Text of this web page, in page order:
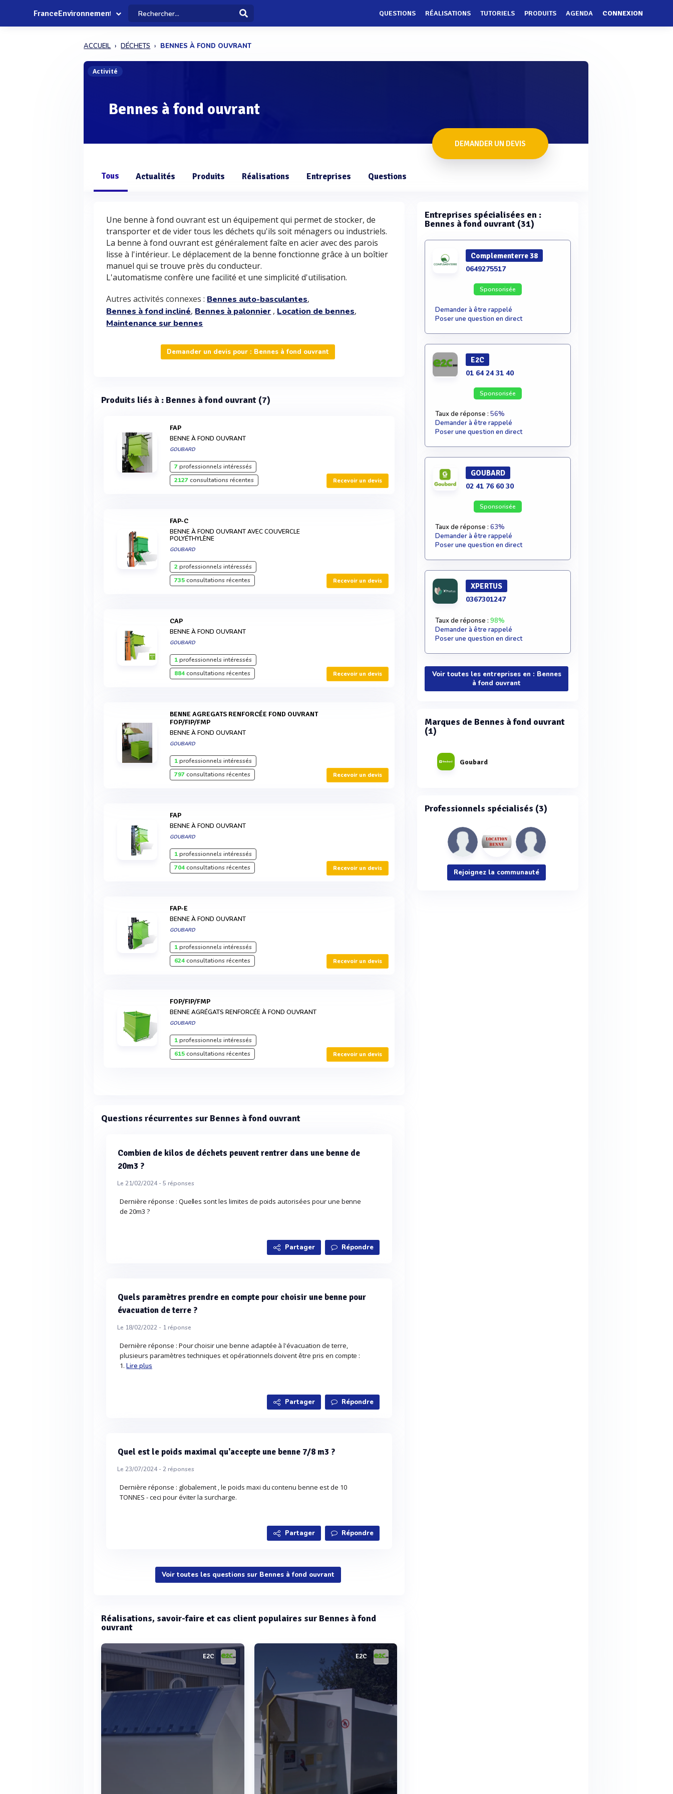
FranceEnvironnement QUESTIONS RÉALISATIONS TUTORIELS PRODUITS AGENDA CONNEXION
ACCUEIL DÉCHETS BENNES À FOND OUVRANT
Activité
Bennes à fond ouvrant
DEMANDER UN DEVIS
Tous Actualités Produits Réalisations Entreprises Questions
Une benne à fond ouvrant est un équipement qui permet de stocker, de
transporter et de vider tous les déchets qu'ils soit ménagers ou industriels.
La benne à fond ouvrant est généralement faîte en acier avec des parois
lisse à l'intérieur. Le déplacement de la benne fonctionne grâce à un boîtier
manuel qui se trouve près du conducteur.
L'automatisme confère une facilité et une simplicité d'utilisation.
Autres activités connexes : Bennes auto-basculantes,
Bennes à fond incliné, Bennes à palonnier , Location de bennes,
Maintenance sur bennes
Demander un devis pour : Bennes à fond ouvrant
Produits liés à : Bennes à fond ouvrant (7)
FAP
BENNE À FOND OUVRANT
GOUBARD
7professionnels intéressés
2127consultations récentes Recevoir un devis
FAP-C
BENNE À FOND OUVRANT AVEC COUVERCLE
POLYÉTHYLÈNE
GOUBARD
2professionnels intéressés
735consultations récentes Recevoir un devis
CAP
BENNE À FOND OUVRANT
GOUBARD
1professionnels intéressés
884consultations récentes Recevoir un devis
BENNE AGREGATS RENFORCÉE FOND OUVRANT
FOP/FIP/FMP
BENNE À FOND OUVRANT
GOUBARD
1professionnels intéressés
797consultations récentes Recevoir un devis
FAP
BENNE À FOND OUVRANT
GOUBARD
1professionnels intéressés
704consultations récentes Recevoir un devis
FAP-E
BENNE À FOND OUVRANT
GOUBARD
1professionnels intéressés
624consultations récentes Recevoir un devis
FOP/FIP/FMP
BENNE AGRÉGATS RENFORCÉE À FOND OUVRANT
GOUBARD
1professionnels intéressés
615consultations récentes Recevoir un devis
Questions récurrentes sur Bennes à fond ouvrant
Combien de kilos de déchets peuvent rentrer dans une benne de
20m3 ?
Le 21/02/2024 -5 réponses
Dernière réponse : Quelles sont les limites de poids autorisées pour une benne
de 20m3 ?
Partager Répondre
Quels paramètres prendre en compte pour choisir une benne pour
évacuation de terre ?
Le 18/02/2022 - 1réponse
Dernière réponse : Pour choisir une benne adaptée à l'évacuation de terre,
plusieurs paramètres techniques et opérationnels doivent être pris en compte :
1.Lire plus
Partager Répondre
Quel est le poids maximal qu'accepte une benne 7/8 m3 ?
Le 23/07/2024 -2réponses
Dernière réponse : globalement , le poids maxi du contenu benne est de 10
TONNES - ceci pour éviter la surcharge.
Partager Répondre
Voir toutes les questions sur Bennes à fond ouvrant
Réalisations, savoir-faire et cas client populaires sur Bennes à fond
ouvrant
E2C E2C
Entreprises spécialisées en :
Bennes à fond ouvrant (31)
Complementerre 38
0649275517
Sponsorisée
Demander à être rappelé
Poser une question en direct
E2C
01 64 24 31 40
Sponsorisée
Taux de réponse : 56%
Demander à être rappelé
Poser une question en direct
GOUBARD
02 41 76 60 30
Sponsorisée
Taux de réponse : 63%
Demander à être rappelé
Poser une question en direct
XPERTUS
0367301247
Taux de réponse : 98%
Demander à être rappelé
Poser une question en direct
Voir toutes les entreprises en : Bennes
à fond ouvrant
Marques de Bennes à fond ouvrant
(1)
Goubard
Professionnels spécialisés (3)
Rejoignez la communauté